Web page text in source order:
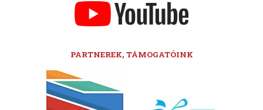
PARTNEREK, TÁMOGATÓINK